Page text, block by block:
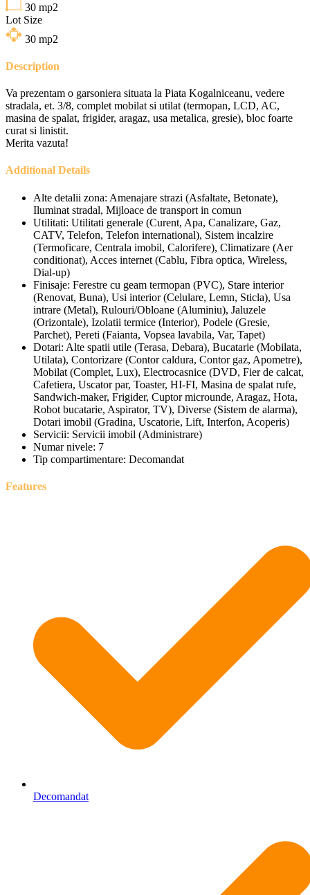
30 mp2
Lot Size
30 mp2
Description
Va prezentam o garsoniera situata la Piata Kogalniceanu, vedere
stradala, et. 3/8, complet mobilat si utilat (termopan, LCD, AC,
masina de spalat, frigider, aragaz, usa metalica, gresie), bloc foarte
curat si linistit.
Merita vazuta!
Additional Details
Alte detalii zona: Amenajare strazi (Asfaltate, Betonate),
Iluminat stradal, Mijloace de transport in comun
Utilitati: Utilitati generale (Curent, Apa, Canalizare, Gaz,
CATV, Telefon, Telefon international), Sistem incalzire
(Termoficare, Centrala imobil, Calorifere), Climatizare (Aer
conditionat), Acces internet (Cablu, Fibra optica, Wireless,
Dial-up)
Finisaje: Ferestre cu geam termopan (PVC), Stare interior
(Renovat, Buna), Usi interior (Celulare, Lemn, Sticla), Usa
intrare (Metal), Rulouri/Obloane (Aluminiu), Jaluzele
(Orizontale), Izolatii termice (Interior), Podele (Gresie,
Parchet), Pereti (Faianta, Vopsea lavabila, Var, Tapet)
Dotari: Alte spatii utile (Terasa, Debara), Bucatarie (Mobilata,
Utilata), Contorizare (Contor caldura, Contor gaz, Apometre),
Mobilat (Complet, Lux), Electrocasnice (DVD, Fier de calcat,
Cafetiera, Uscator par, Toaster, HI-FI, Masina de spalat rufe,
Sandwich-maker, Frigider, Cuptor microunde, Aragaz, Hota,
Robot bucatarie, Aspirator, TV), Diverse (Sistem de alarma),
Dotari imobil (Gradina, Uscatorie, Lift, Interfon, Acoperis)
Servicii: Servicii imobil (Administrare)
Numar nivele: 7
Tip compartimentare: Decomandat
Features
Decomandat